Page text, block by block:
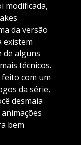
modificada,
da versão
existem
de alguns
técnicos.
com um
da série,
desmaia
bem